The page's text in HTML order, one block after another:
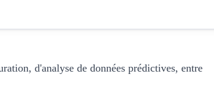
d'analyse de données prédictives, entre